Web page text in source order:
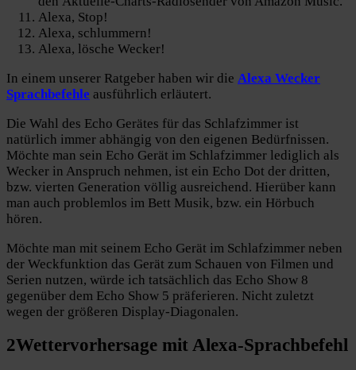
Alexa, Stop!
Alexa, schlummern!
Alexa, lösche Wecker!
In einem unserer Ratgeber haben wir die Alexa Wecker
Sprachbefehle ausführlich erläutert.
Die Wahl des Echo Gerätes für das Schlafzimmer ist
natürlich immer abhängig von den eigenen Bedürfnissen.
Möchte man sein Echo Gerät im Schlafzimmer lediglich als
Wecker in Anspruch nehmen, ist ein Echo Dot der dritten,
bzw. vierten Generation völlig ausreichend. Hierüber kann
man auch problemlos im Bett Musik, bzw. ein Hörbuch
hören.
Möchte man mit seinem Echo Gerät im Schlafzimmer neben
der Weckfunktion das Gerät zum Schauen von Filmen und
Serien nutzen, würde ich tatsächlich das Echo Show 8
gegenüber dem Echo Show 5 präferieren. Nicht zuletzt
wegen der größeren Display-Diagonalen.
2Wettervorhersage mit Alexa-Sprachbefehl